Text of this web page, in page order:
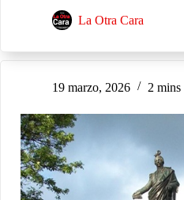
La Otra Cara
19 marzo, 2026 2 mins